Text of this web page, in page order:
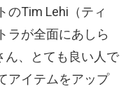
のTim Lehi（ティ
ラが全面にあしら
ん、とても良い人で
アイテムをアップ